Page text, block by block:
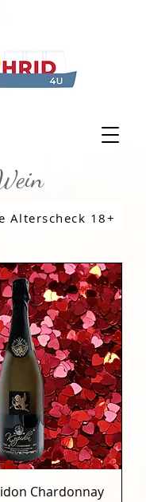
Alterscheck 18+
Chardonnay